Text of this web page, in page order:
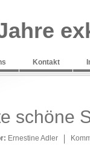
Kontakt
schöne
Ernestine Adler